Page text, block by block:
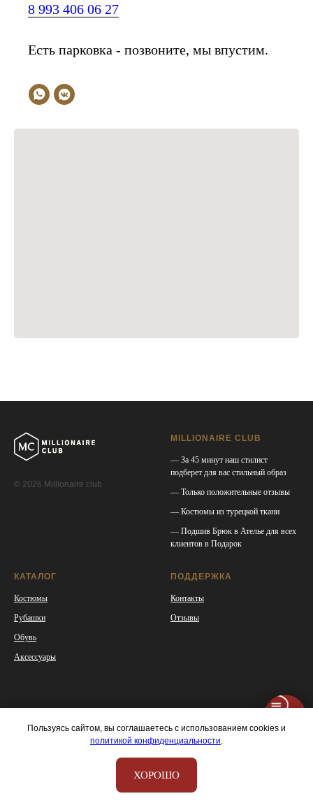
Пользуясь сайтом, вы соглашаетесь с использованием cookies и
политикой конфиденциальности.
ХОРОШО
8 993 406 06 27
Есть парковка - позвоните, мы впустим.
© 2026 Millionaire club
MILLIONAIRE CLUB
— За 45 минут наш стилист
подберет для вас стильный образ
— Только положительные отзывы
— Костюмы из турецкой ткани
— Подшив Брюк в Ателье для всех
клиентов в Подарок
КАТАЛОГ
Костюмы
Рубашки
Обувь
Аксессуары
ПОДДЕРЖКА
Контакты
Отзывы
Tilda